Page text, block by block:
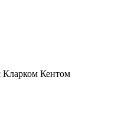
Кларком Кентом